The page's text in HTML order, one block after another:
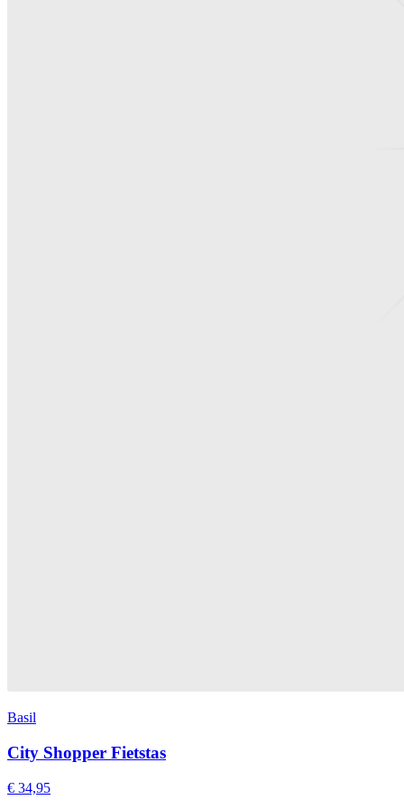
Basil
City Shopper Fietstas
€ 34,95